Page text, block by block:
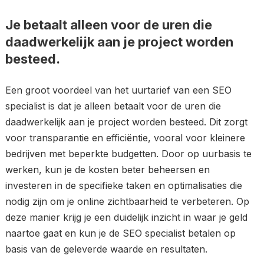
Je betaalt alleen voor de uren die
daadwerkelijk aan je project worden
besteed.
Een groot voordeel van het uurtarief van een SEO
specialist is dat je alleen betaalt voor de uren die
daadwerkelijk aan je project worden besteed. Dit zorgt
voor transparantie en efficiëntie, vooral voor kleinere
bedrijven met beperkte budgetten. Door op uurbasis te
werken, kun je de kosten beter beheersen en
investeren in de specifieke taken en optimalisaties die
nodig zijn om je online zichtbaarheid te verbeteren. Op
deze manier krijg je een duidelijk inzicht in waar je geld
naartoe gaat en kun je de SEO specialist betalen op
basis van de geleverde waarde en resultaten.